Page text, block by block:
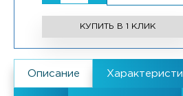
КУПИТЬ В 1 КЛИК